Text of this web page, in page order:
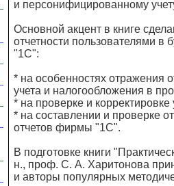
и персонифицированному
Основной акцент в книге
отчетности пользователями
"1С":
* на особенностях отражения
учета и налогообложения в
* на проверке и
* на составлении и проверке
отчетов фирмы "1С".
В подготовке книги
н., проф. С. А. Харитонова
и авторы популярных